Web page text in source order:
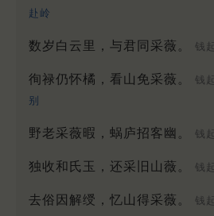
赴岭
数岁白云里，与君同采薇。 钱起
徇禄仍怀橘，看山免采薇。 钱起
别
野老采薇暇，蜗庐招客幽。 钱起
独收和氏玉，还采旧山薇。 钱起
去俗因解绶，忆山得采薇。 钱起